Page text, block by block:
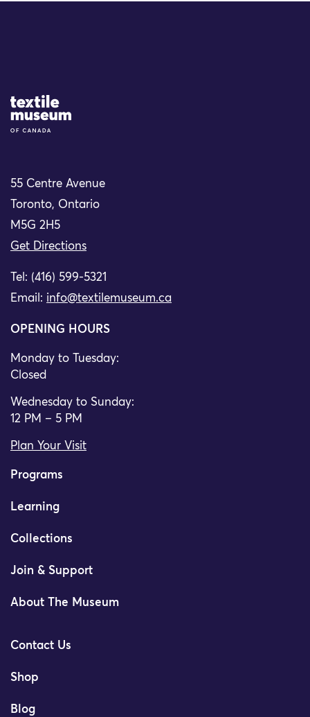
Site Logo
55 Centre Avenue
Toronto, Ontario
M5G 2H5
Get Directions
Tel: (416) 599-5321
Email: info@textilemuseum.ca
OPENING HOURS
Monday to Tuesday:
Closed
Wednesday to Sunday:
12 PM – 5 PM
Plan Your Visit
Programs
Learning
Collections
Join & Support
About The Museum
Contact Us
Shop
Blog